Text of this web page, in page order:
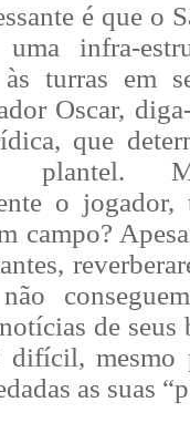
é que o
infra-
turras em
Oscar,
que
plantel.
o jogador,
campo?
de seus
mesmo
as suas